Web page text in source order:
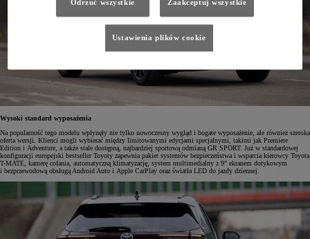
Wysoki standard wyposażenia
Na popularność tego modelu wpłynęły nie tylko nowoczesny wygląd i bogate wyposażenie, ale również szeroka
oferta wersji. Klienci mogli wybierać między limitowanymi edycjami specjalnymi, takimi jak Premiere
Edition i Adventure, a także stale dostępną, najbardziej sportową odmianą GR SPORT. Już w standardowej
konfiguracji europejski bestseller Toyoty zapewnia pakiet systemów bezpieczeństwa i wsparcia kierowcy Toyota
T-MATE, kamerę cofania, automatyczną klimatyzację, system multimedialny z 9" ekranem dotykowym
i bezprzewodową obsługą Android Auto i Apple CarPlay oraz światła LED do jazdy dziennej.
Odrzuć wszystkie Zaakceptuj wszystkie
Ustawienia plików cookie